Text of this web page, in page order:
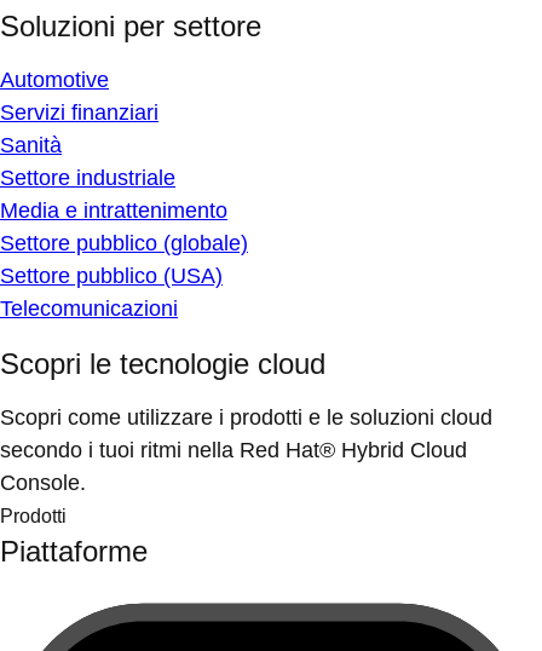
Soluzioni per settore
Automotive
Servizi finanziari
Sanità
Settore industriale
Media e intrattenimento
Settore pubblico (globale)
Settore pubblico (USA)
Telecomunicazioni
Scopri le tecnologie cloud
Scopri come utilizzare i prodotti e le soluzioni cloud
secondo i tuoi ritmi nella Red Hat® Hybrid Cloud
Console.
Prodotti
Piattaforme